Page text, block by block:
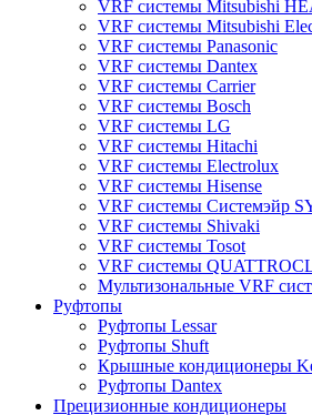
VRF системы Mitsubishi
VRF системы Mitsubishi
VRF системы Panasonic
VRF системы Dantex
VRF системы Carrier
VRF системы Bosch
VRF системы LG
VRF системы Hitachi
VRF системы Electrolux
VRF системы Hisense
VRF системы Системэйр
VRF системы Shivaki
VRF системы Tosot
VRF системы
Мультизональные VRF
Руфтопы
Руфтопы Lessar
Руфтопы Shuft
Крышные кондиционеры
Руфтопы Dantex
Прецизионные кондиционеры